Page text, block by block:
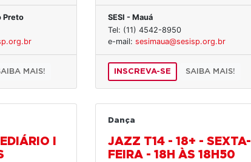
Preto
MAIS!
SESI - Mauá
Tel: (11) 4542-8950
e-mail: sesimaua@sesisp.org.br
INSCREVA-SE SAIBA MAIS!
I
Dança
JAZZ T14 - 18+ - SEXTA-
FEIRA - 18H ÀS 18H50